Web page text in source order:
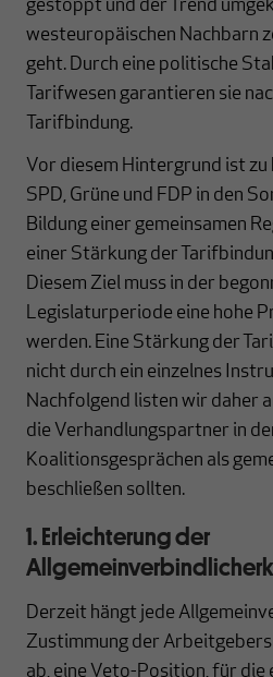
gestoppt und der Trend
westeuropäischen Nachbarn
geht. Durch eine politische
Tarifwesen garantieren sie
Tarifbindung.
Vor diesem Hintergrund ist zu
SPD, Grüne und FDP in den
Bildung einer gemeinsamen
einer Stärkung der
Diesem Ziel muss in der
Legislaturperiode eine hohe
werden. Eine Stärkung der
nicht durch ein einzelnes
Nachfolgend listen wir daher
die Verhandlungspartner in
Koalitionsgesprächen als
beschließen sollten.
1. Erleichterung der
Derzeit hängt jede
Zustimmung der
ab, eine Veto-Position, für die